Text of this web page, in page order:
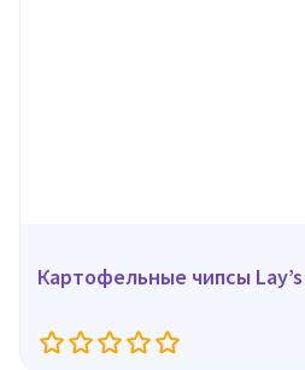
Картофельные чипсы